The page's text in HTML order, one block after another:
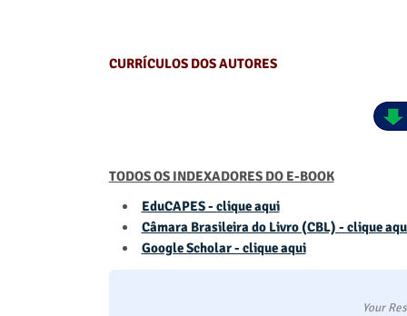
CURRÍCULOS DOS AUTORES
TODOS OS INDEXADORES DO E-BOOK
EduCAPES - clique aqui
Câmara Brasileira do Livro (CBL) - clique
Google Scholar - clique aqui
Your